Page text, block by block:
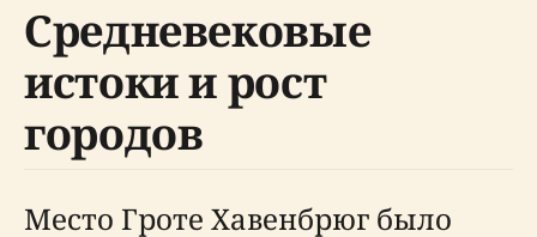
Средневековые
истоки и рост
городов
Место Гроте Хавенбрюг было